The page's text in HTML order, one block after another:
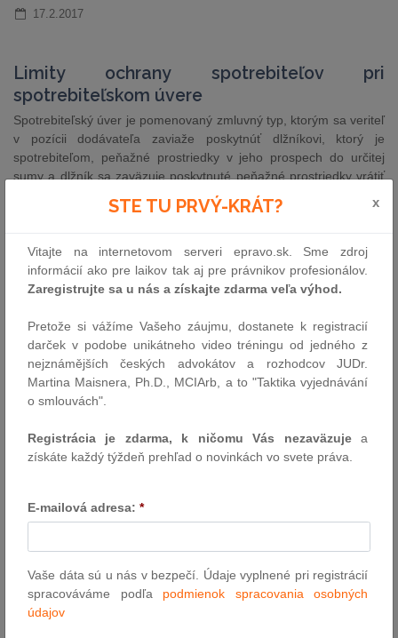
17.2.2017
Limity ochrany spotrebiteľov pri
spotrebiteľskom úvere
Spotrebiteľský úver je pomenovaný zmluvný typ, ktorým sa veriteľ
v pozícii dodávateľa zaviaže poskytnúť dlžníkovi, ktorý je
spotrebiteľom, peňažné prostriedky v jeho prospech do určitej
sumy a dlžník sa zaväzuje poskytnuté peňažné prostriedky vrátiť
a zaplatiť úroky. Na to, aby sa spotrebitelia mohli rozhodnúť na
základe úplnej znalosti veci, mali…
16.2.2017
Konferencia o trestnej zodpovednosti
právnických osôb
Ústrednou témou konferencie o trestnej zodpovednosti
právnických osôb bude najmä komplexná analýza
hmotnoprávnych a procesnoprávnych ustanovení zákona o
ktorý nadobudol účinnosť dňa 1.7.2016.
Udalosti uplynulého týždňa
Podmienky fungovania registra partnerov verejného sektora sa
upravia. Výnimku dostane Národná banka Slovenska (NBS) a
Agentúra pre riadenie dlhu a likvidity (ARDAL),a to pre výkon ich
STE TU PRVÝ-KRÁT? x
Vitajte na internetovom serveri epravo.sk. Sme zdroj
informácií ako pre laikov tak aj pre právnikov profesionálov.
Zaregistrujte sa u nás a získajte zdarma veľa výhod.
Pretože si vážíme Vašeho záujmu, dostanete k registracií
darček v podobe unikátneho video tréningu od jedného z
nejznámějších českých advokátov a rozhodcov JUDr.
Martina Maisnera, Ph.D., MCIArb, a to "Taktika vyjednávání
o smlouvách".
Registrácia je zdarma, k ničomu Vás nezaväzujea
získáte každý týždeň prehľad o novinkách vo svete práva.
E-mailová adresa: *
Vaše dáta sú u nás v bezpečí. Údaje vyplnené pri registrácií
spracováváme podľa podmienok spracovania osobných
údajov